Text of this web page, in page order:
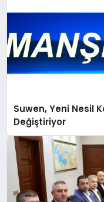
Suwen, Yeni Nesil
Değiştiriyor